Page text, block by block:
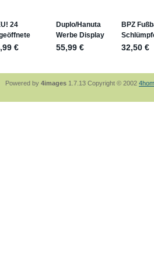
stimmt, jetzt fällt es mir auch ein
*Bussi*
geschrieben am: 28. 4.
So habe ich das in Erinnerung ... oder?
jan-lukas:geschrieben am: 28. 4. 2026 -
Powered by 4images 1.7.13 Copyright © 2002